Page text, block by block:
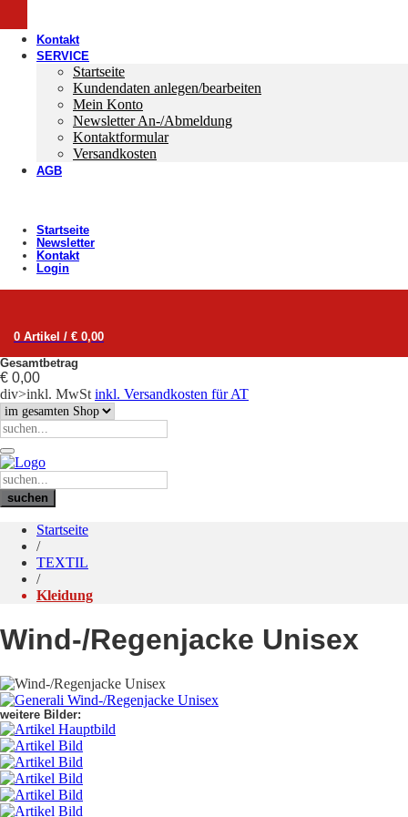
Kontakt
SERVICE
Startseite
Kundendaten anlegen/bearbeiten
Mein Konto
Newsletter An-/Abmeldung
Kontaktformular
Versandkosten
AGB
Startseite
Newsletter
Kontakt
Login
0 Artikel / € 0,00
Gesamtbetrag
€ 0,00
div>inkl. MwSt inkl. Versandkosten für AT
Startseite
/
TEXTIL
/
Kleidung
Wind-/Regenjacke Unisex
weitere Bilder: